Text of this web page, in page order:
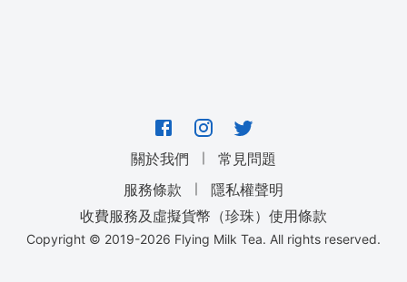
關於我們 ｜
常見問題
服務條款
｜
隱私權聲明
收費服務及虛擬貨幣（珍珠）使用條款
Copyright © 2019-2026 Flying Milk Tea. All rights reserved.